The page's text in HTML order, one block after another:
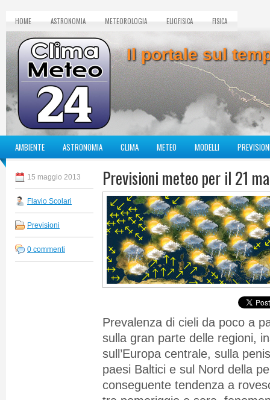
HOME ASTRONOMIA METEOROLOGIA ELIOFISICA FISICA
Il portale sul
AMBIENTE ASTRONOMIA CLIMA METEO MODELLI
15 maggio 2013
Flavio Scolari
Previsioni
0 commenti
Previsioni meteo per il 21
Prevalenza di cieli da poco a
sulla gran parte delle regioni,
sull’Europa centrale, sulla
paesi Baltici e sul Nord della
conseguente tendenza a